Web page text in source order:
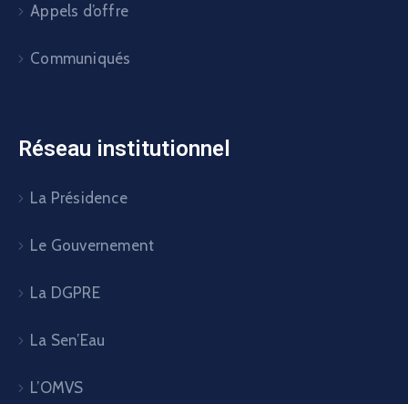
Appels d’offre
Communiqués
Réseau institutionnel
La Présidence
Le Gouvernement
La DGPRE
La Sen’Eau
L’OMVS